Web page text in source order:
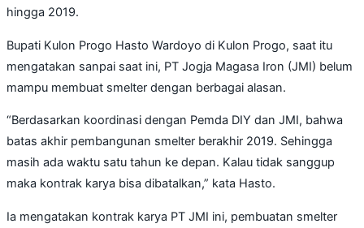
hingga 2019.
Bupati Kulon Progo Hasto Wardoyo di Kulon Progo, saat itu
mengatakan sanpai saat ini, PT Jogja Magasa Iron (JMI) belum
mampu membuat smelter dengan berbagai alasan.
“Berdasarkan koordinasi dengan Pemda DIY dan JMI, bahwa
batas akhir pembangunan smelter berakhir 2019. Sehingga
masih ada waktu satu tahun ke depan. Kalau tidak sanggup
maka kontrak karya bisa dibatalkan,” kata Hasto.
Ia mengatakan kontrak karya PT JMI ini, pembuatan smelter